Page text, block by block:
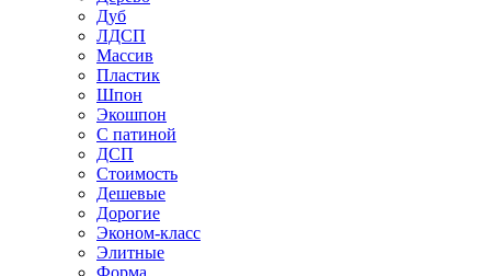
Дуб
ЛДСП
Массив
Пластик
Шпон
Экошпон
С патиной
ДСП
Стоимость
Дешевые
Дорогие
Эконом-класс
Элитные
Форма